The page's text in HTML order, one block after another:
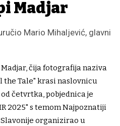
Madjar
Mario Mihaljević, glavni
Madjar, čija fotografija naziva
the Tale" krasi naslovnicu
četvrtka, pobjednica je
2025" s temom Najpoznatiji
organizirao u